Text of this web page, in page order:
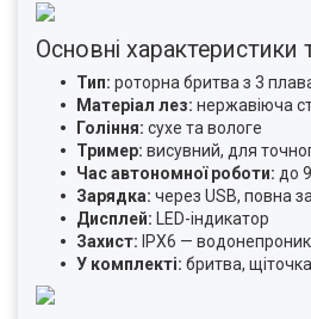
Основні характеристики
Тип: роторна бритва з 3
Матеріал лез: нержавіюча
Гоління: сухе та вологе
Тример: висувний, для
Час автономної роботи: до
Зарядка: через USB, повна
Дисплей: LED-індикатор
Захист: IPX6 —
У комплекті: бритва,